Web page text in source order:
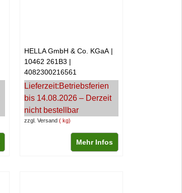
zzgl. Versand kg
HELLA GmbH & Co. KGaA
10462 261B3
4082300216561
Lieferzeit:Betriebsferien
bis 14.08.2026 – Derzeit
nicht bestellbar
Mehr Infos